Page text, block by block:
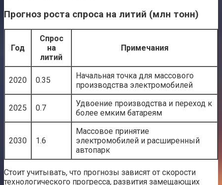
Прогноз роста спроса на литий (млн тонн)
Год
Спрос
на
литий
Примечания
2020 0.35
Начальная точка для массового
производства электромобилей
2025 0.7
Удвоение производства и переход к
более емким батареям
2030 1.6
Массовое принятие
электромобилей и расширенный
автопарк
Стоит учитывать, что прогнозы зависят от скорости
технологического прогресса, развития замещающих